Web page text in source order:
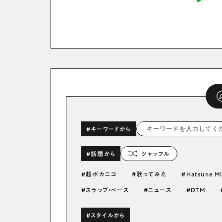
#キーワードから
#話題から シャッフル
超ボカニコ 歌ってみた Hatsune
スラップ・ベース ニュース DTM
#スタイルから